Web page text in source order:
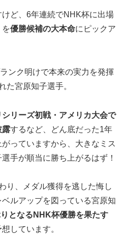
ど、6年連続でNHK杯に出場
を優勝候補の大本命にピックア
ンク明けで本来の実力を発揮
た宮原知子選手。
リーズ初戦・アメリカ大会で
露するなど、どん底だった1年
っていますから、大きなミス
手が順当に勝ち上がるはず！
り、メダル獲得を逃した悔し
ルアップを図っている宮原知
となるNHK杯優勝を果たす
しています。